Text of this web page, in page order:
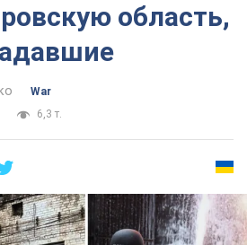
область,
War
6,3 т.